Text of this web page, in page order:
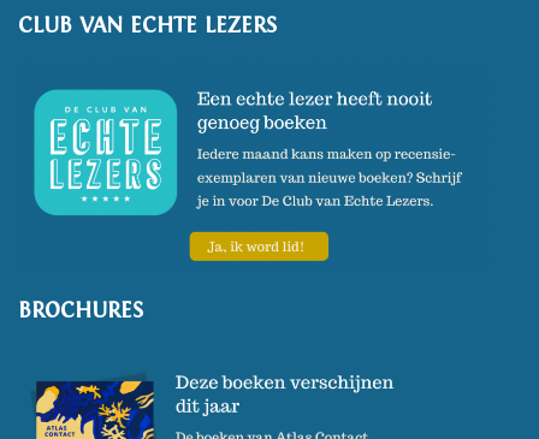
CLUB VAN ECHTE LEZERS
BROCHURES